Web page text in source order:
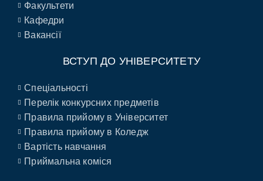
Факультети
Кафедри
Вакансії
ВСТУП ДО УНІВЕРСИТЕТУ
Спеціальності
Перелік конкурсних предметів
Правила прийому в Університет
Правила прийому в Коледж
Вартість навчання
Приймальна коміся